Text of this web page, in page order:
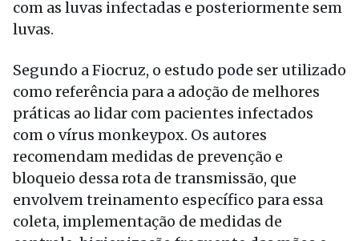
com as luvas infectadas e posteriormente sem
luvas.
Segundo a Fiocruz, o estudo pode ser utilizado
como referência para a adoção de melhores
práticas ao lidar com pacientes infectados
com o vírus monkeypox. Os autores
recomendam medidas de prevenção e
bloqueio dessa rota de transmissão, que
envolvem treinamento específico para essa
coleta, implementação de medidas de